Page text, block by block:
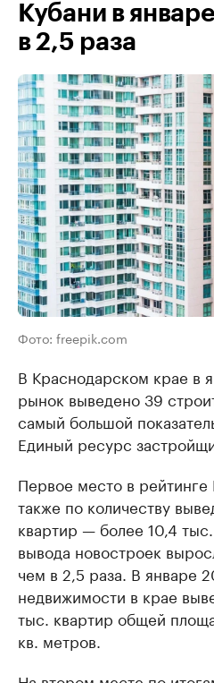
Кубани в
в 2,5 раза
Фото: freepik.com
В Краснодарском крае в
рынок выведено 39
самый большой
Единый ресурс
Первое место в рейтинге
также по количеству
квартир — более 10,4
вывода новостроек
чем в 2,5 раза. В январе
недвижимости в крае
тыс. квартир общей
кв. метров.